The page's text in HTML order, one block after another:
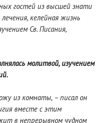
гостей из высшей знати
келейная жизнь
Св. Писания,
молитвой, изучением
из комнаты, – писал он
вместе с этим
в непрерывном чудном